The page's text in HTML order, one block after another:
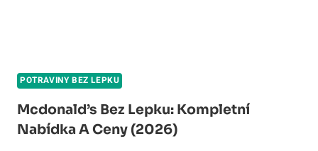
POTRAVINY BEZ LEPKU
Mcdonald’s Bez Lepku: Kompletní
Nabídka A Ceny (2026)